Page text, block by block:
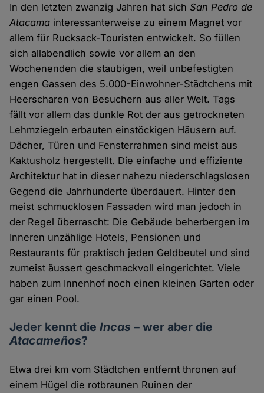
In den letzten zwanzig Jahren hat sichSan Pedro de
Atacama interessanterweise zu einem Magnet vor
allem für Rucksack-Touristen entwickelt. So füllen
sich allabendlich sowie vor allem an den
Wochenenden die staubigen, weil unbefestigten
engen Gassen des 5.000-Einwohner-Städtchens mit
Heerscharen von Besuchern aus aller Welt. Tags
fällt vor allem das dunkle Rot der aus getrockneten
Lehmziegeln erbauten einstöckigen Häusern auf.
Dächer, Türen und Fensterrahmen sind meist aus
Kaktusholz hergestellt. Die einfache und effiziente
Architektur hat in dieser nahezu niederschlagslosen
Gegend die Jahrhunderte überdauert. Hinter den
meist schmucklosen Fassaden wird man jedoch in
der Regel überrascht: Die Gebäude beherbergen im
Inneren unzählige Hotels, Pensionen und
Restaurants für praktisch jeden Geldbeutel und sind
zumeist äussert geschmackvoll eingerichtet. Viele
haben zum Innenhof noch einen kleinen Garten oder
gar einen Pool.
Jeder kennt dieIncas – wer aber die
Atacameños?
Etwa drei km vom Städtchen entfernt thronen auf
einem Hügel die rotbraunen Ruinen der